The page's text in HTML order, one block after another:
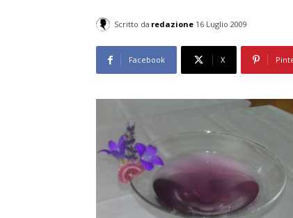
Scritto da redazione 16 Luglio 2009
Facebook X